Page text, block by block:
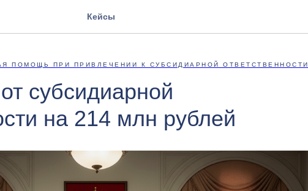
Кейсы
ПОМОЩЬ ПРИ ПРИВЛЕЧЕНИИ К СУБСИДИАРНОЙ ОТВЕТСТВЕННОСТИ
субсидиарной
на 214 млн рублей